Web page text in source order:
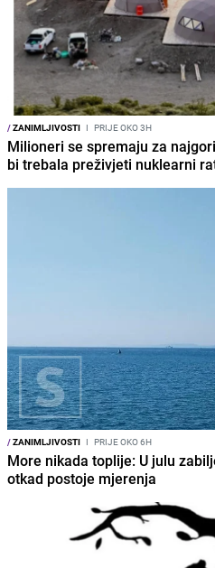
/ZANIMLJIVOSTI I PRIJE OKO 3H
Milioneri se spremaju za
bi trebala preživjeti nuklearni
/ZANIMLJIVOSTI I PRIJE OKO 6H
More nikada toplije: U julu
otkad postoje mjerenja